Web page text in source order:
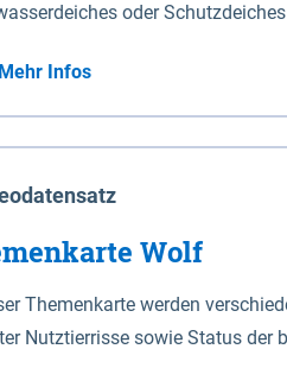
oder
Deiche gelten die
Sperrwerke Sperrwerke sind Bauwerke mit Sperrvorrichtungen in Tidegewässern, die dem
eines Gebietes vor erhöhten
Art erhält die
Mehr Infos
Wolf
Themenkarte werden
Nutztierrisse sowie Status der